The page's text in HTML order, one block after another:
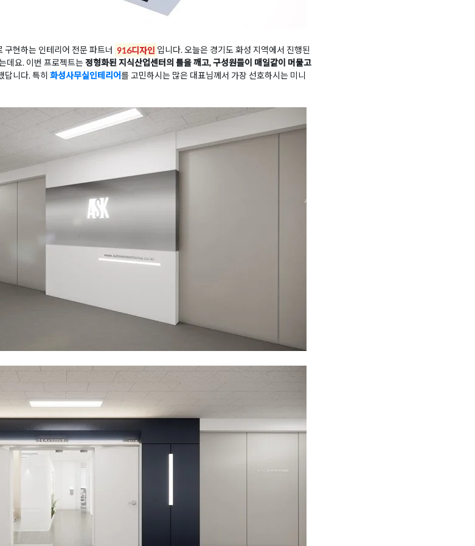
구현하는 인테리어 전문 파트너 916디자인 입니다. 오늘은 경기도 화성 지역에서 진행된
데요. 이번 프로젝트는정형화된 지식산업센터의 틀을 깨고, 구성원들이 매일같이 머물고
답니다. 특히 화성사무실인테리어를 고민하시는 많은 대표님께서 가장 선호하시는 미니